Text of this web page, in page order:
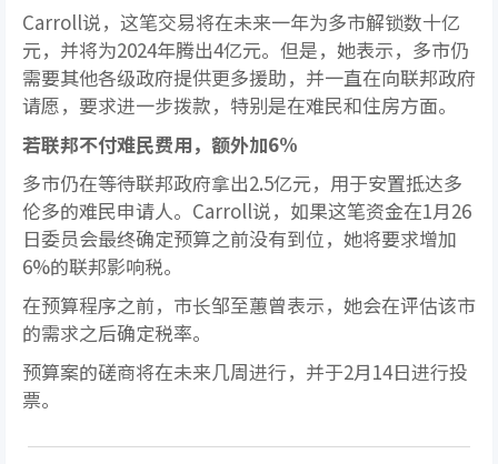
Carroll说，这笔交易将在未来一年为多市解锁数十亿
元，并将为2024年腾出4亿元。但是，她表示，多市仍
需要其他各级政府提供更多援助，并一直在向联邦政府
请愿，要求进一步拨款，特别是在难民和住房方面。
若联邦不付难民费用，额外加6%
多市仍在等待联邦政府拿出2.5亿元，用于安置抵达多
伦多的难民申请人。Carroll说，如果这笔资金在1月26
日委员会最终确定预算之前没有到位，她将要求增加
6%的联邦影响税。
在预算程序之前，市长邹至蕙曾表示，她会在评估该市
的需求之后确定税率。
预算案的磋商将在未来几周进行，并于2月14日进行投
票。